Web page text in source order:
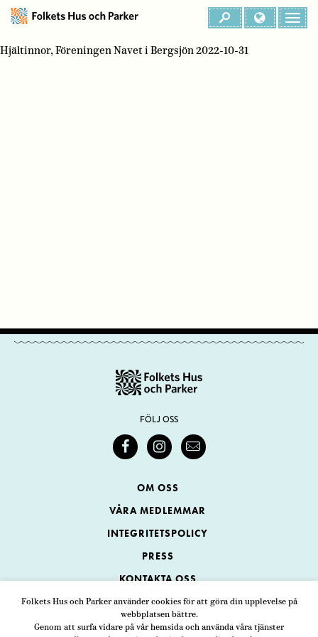
Folkets Hus och Parker använder cookies för att göra din upplevelse på
webbplatsen bättre.
Genom att surfa vidare på vår hemsida och använda våra tjänster
Hjältinnor, Föreningen Navet i Bergsjön 2022-10-31
FÖLJ OSS
OM OSS
VÅRA MEDLEMMAR
INTEGRITETSPOLICY
PRESS
KONTAKTA OSS
Folkets Hus och Parker